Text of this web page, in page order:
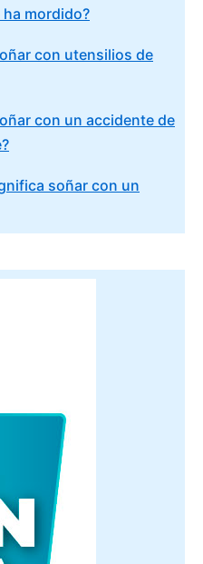
mordido?
con utensilios de
con un accidente de
soñar con un